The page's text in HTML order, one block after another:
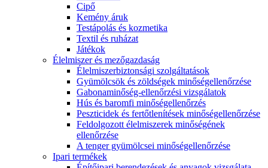
Cipő
Kemény áruk
Testápolás és kozmetika
Textil és ruházat
Játékok
Élelmiszer és mezőgazdaság
Élelmiszerbiztonsági szolgáltatások
Gyümölcsök és zöldségek minőségellenőrzése
Gabonaminőség-ellenőrzési vizsgálatok
Hús és baromfi minőségellenőrzés
Peszticidek és fertőtlenítések minőségellenőrzése
Feldolgozott élelmiszerek minőségének
ellenőrzése
A tenger gyümölcsei minőségellenőrzése
Ipari termékek